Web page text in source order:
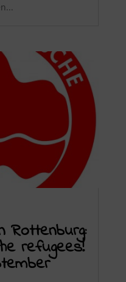
Rottenburg:
refugees!